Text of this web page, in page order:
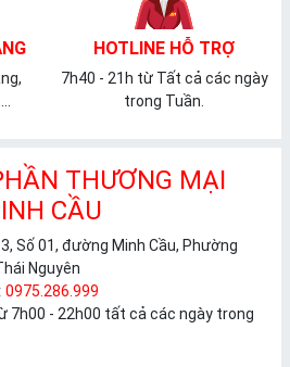
HOTLINE HỖ TRỢ
7h40 - 21h từ Tất cả các ngày
trong Tuần.
THƯƠNG MẠI
CẦU
Số 01, đường Minh Cầu, Phường
Nguyên
0975.286.999
7h00 - 22h00 tất cả các ngày trong